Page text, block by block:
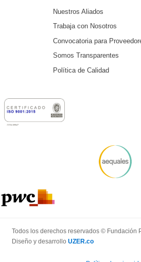
Nuestros Aliados
Trabaja con Nosotros
Convocatoria para
Somos Transparentes
Política de Calidad
Todos los derechos reservados © Fundación
Diseño y desarrollo UZER.co